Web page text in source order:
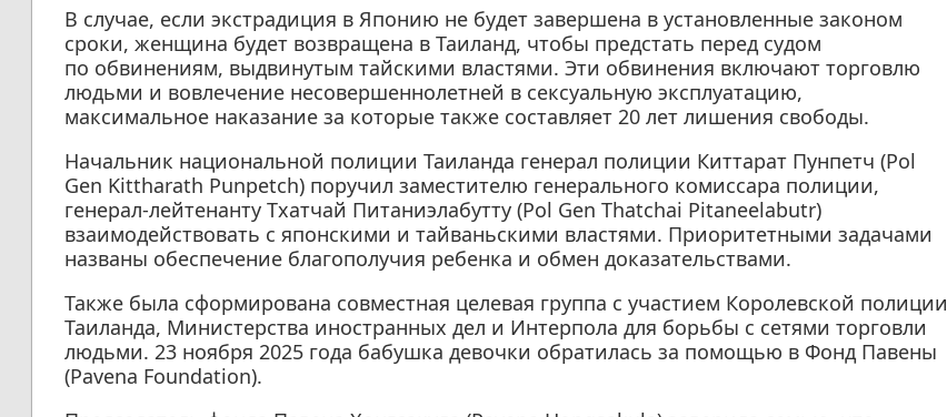
В случае, если экстрадиция в Японию не будет завершена в установленные законом
сроки, женщина будет возвращена в Таиланд, чтобы предстать перед судом
по обвинениям, выдвинутым тайскими властями. Эти обвинения включают торговлю
людьми и вовлечение несовершеннолетней в сексуальную эксплуатацию,
максимальное наказание за которые также составляет 20 лет лишения свободы.
Начальник национальной полиции Таиланда генерал полиции Киттарат Пунпетч (Pol
Gen Kittharath Punpetch) поручил заместителю генерального комиссара полиции,
генерал-лейтенанту Тхатчай Питаниэлабутту (Pol Gen Thatchai Pitaneelabutr)
взаимодействовать с японскими и тайваньскими властями. Приоритетными задачами
названы обеспечение благополучия ребенка и обмен доказательствами.
Также была сформирована совместная целевая группа с участием Королевской полиции
Таиланда, Министерства иностранных дел и Интерпола для борьбы с сетями торговли
людьми. 23 ноября 2025 года бабушка девочки обратилась за помощью в Фонд Павены
(Pavena Foundation).